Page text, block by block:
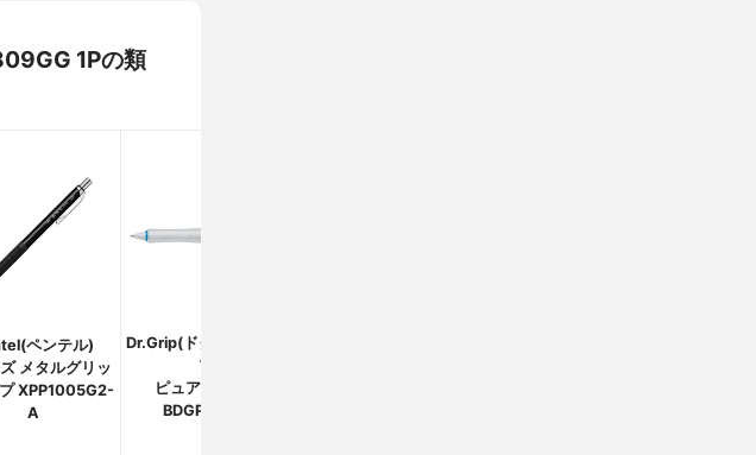
1Pの類
ペンテル)
メタルグリッ
XPP1005G2-
A
Dr.Grip(ドクターグリッ
プ)
ピュアホワイト
BDGPW-80F